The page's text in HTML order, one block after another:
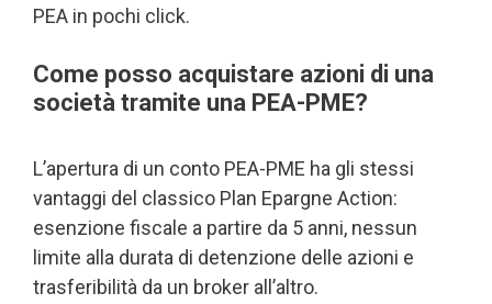
PEA in pochi click.
Come posso acquistare azioni di una
società tramite una PEA-PME?
L’apertura di un conto PEA-PME ha gli stessi
vantaggi del classico Plan Epargne Action:
esenzione fiscale a partire da 5 anni, nessun
limite alla durata di detenzione delle azioni e
trasferibilità da un broker all’altro.